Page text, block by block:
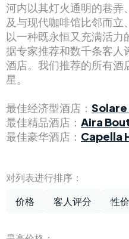
河内以其灯火通明的巷弄
及与现代咖啡馆比邻而立
以一种既永恒又充满活力
据专家推荐和数千条客人
酒店。我们推荐的所有
星。
最佳经济型酒店： Solare
最佳精品酒店： Aira
最佳豪华酒店： Capella
对列表进行排序：
价格
客人评分 性